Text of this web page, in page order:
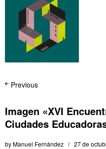
Previous
Imagen «XVI
Ciudades
byManuel Fernández
27 de